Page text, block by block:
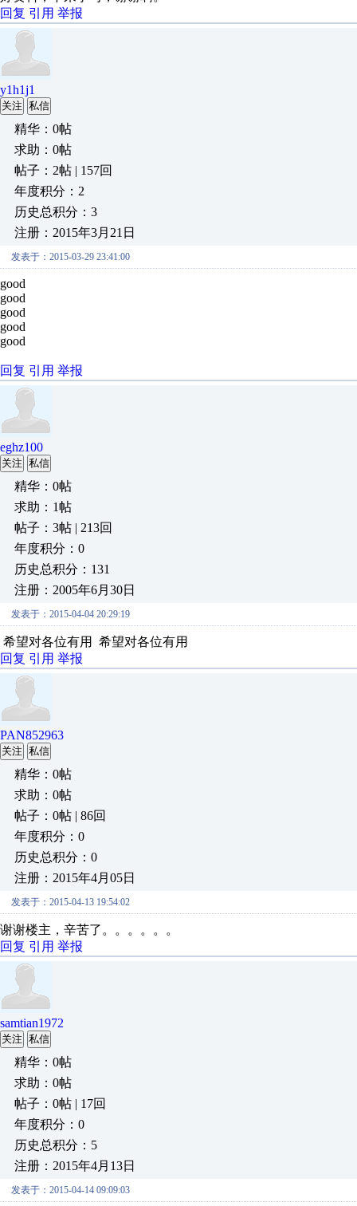
回复 引用 举报
y1h1j1
关注 私信
精华：0帖
求助：0帖
帖子：2帖 | 157回
年度积分：2
历史总积分：3
注册：2015年3月21日
发表于：2015-03-29 23:41:00
good
good
good
good
good
回复 引用 举报
eghz100
关注 私信
精华：0帖
求助：1帖
帖子：3帖 | 213回
年度积分：0
历史总积分：131
注册：2005年6月30日
发表于：2015-04-04 20:29:19
希望对各位有用 希望对各位有用
回复 引用 举报
PAN852963
关注 私信
精华：0帖
求助：0帖
帖子：0帖 | 86回
年度积分：0
历史总积分：0
注册：2015年4月05日
发表于：2015-04-13 19:54:02
谢谢楼主，辛苦了。。。。。。
回复 引用 举报
samtian1972
关注 私信
精华：0帖
求助：0帖
帖子：0帖 | 17回
年度积分：0
历史总积分：5
注册：2015年4月13日
发表于：2015-04-14 09:09:03